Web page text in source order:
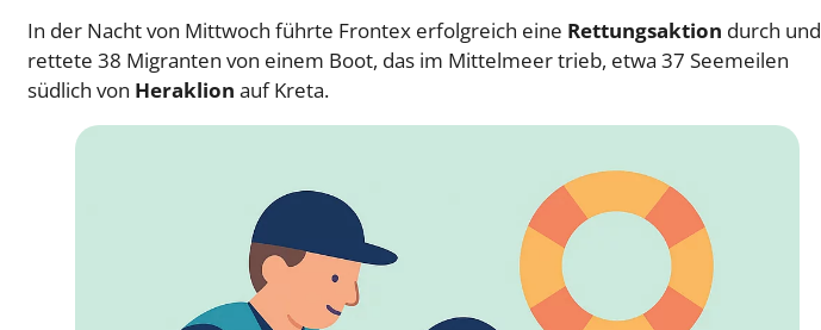
In der Nacht von Mittwoch führte Frontex erfolgreich eine Rettungsaktion durch und
rettete 38 Migranten von einem Boot, das im Mittelmeer trieb, etwa 37 Seemeilen
südlich von Heraklion auf Kreta.